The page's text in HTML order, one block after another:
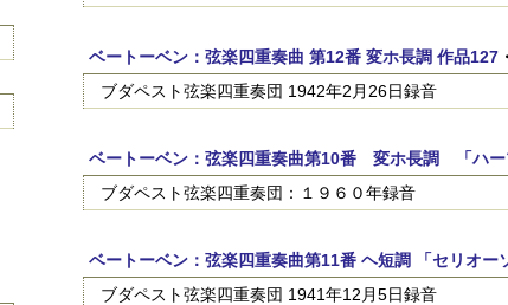
ベートーベン：弦楽四重奏曲 第12番 変ホ長調 作品127
ブダペスト弦楽四重奏団 1942年2月26日録音
ベートーベン：弦楽四重奏曲第10番 変ホ長調 「ハ
ブダペスト弦楽四重奏団：１９６０年録音
ベートーベン：弦楽四重奏曲第11番 ヘ短調 「セリオー
ブダペスト弦楽四重奏団 1941年12月5日録音